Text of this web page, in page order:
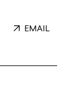
EMAIL